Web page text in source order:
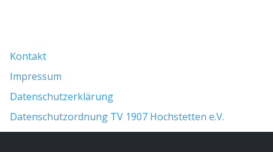
Fußzeile
Kontakt
Impressum
Datenschutzerklärung
Datenschutzordnung TV 1907 Hochstetten e.V.